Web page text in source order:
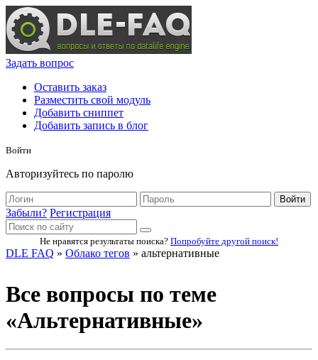
Задать вопрос
Оставить заказ
Разместить свой модуль
Добавить сниппет
Добавить запись в блог
Войти
Авторизуйтесь по паролю
Войти
Забыли? Регистрация
Не нравятся результаты поиска? Попробуйте другой поиск!
DLE FAQ » Облако тегов » альтернативные
Все вопросы по теме
«Альтернативные»